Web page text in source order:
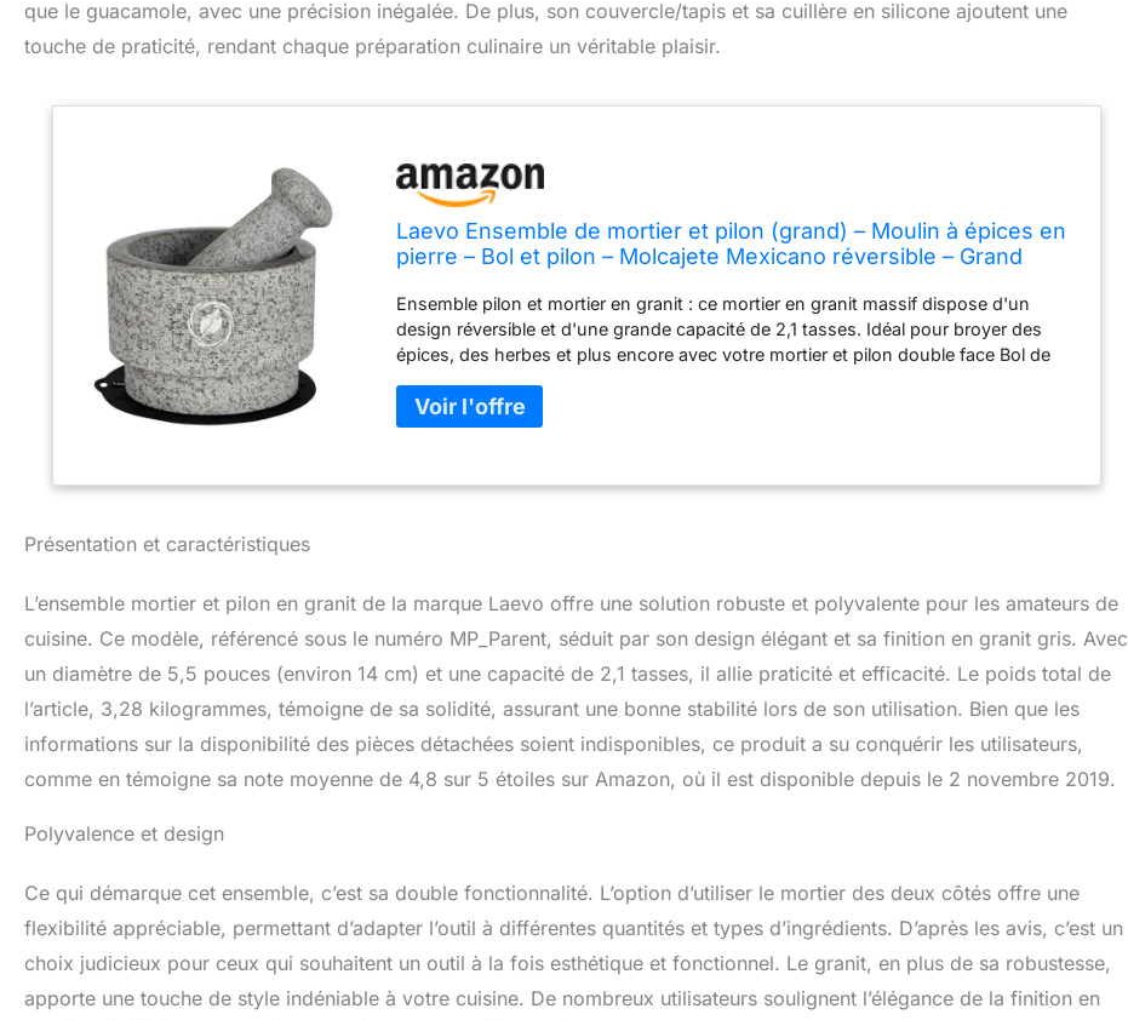
que le guacamole, avec une précision inégalée. De plus, son couvercle/tapis et sa cuillère en silicone ajoutent une
touche de praticité, rendant chaque préparation culinaire un véritable plaisir.
Laevo Ensemble de mortier et pilon (grand) – Moulin à épices en
pierre – Bol et pilon – Molcajete Mexicano réversible – Grand
Ensemble pilon et mortier en granit : ce mortier en granit massif dispose d'un
design réversible et d'une grande capacité de 2,1 tasses. Idéal pour broyer des
épices, des herbes et plus encore avec votre mortier et pilon double face Bol de
un broyage rapide des épices, des herbes, du café, etc. Idéal pour faire du
guacamole, du curry et des sauces Design pratique pour les cuisiniers à domicile :
pour protéger les plans de travail. Gardez les aliments frais plus longtemps avec
grande variété d'ingrédients, des épices et des herbes aux grains de café et aux
graines. Créez des repas frais et savoureux chaque jour
Présentation et caractéristiques
L’ensemble mortier et pilon en granit de la marque Laevo offre une solution robuste et polyvalente pour les amateurs de
cuisine. Ce modèle, référencé sous le numéro MP_Parent, séduit par son design élégant et sa finition en granit gris. Avec
un diamètre de 5,5 pouces (environ 14 cm) et une capacité de 2,1 tasses, il allie praticité et efficacité. Le poids total de
l’article, 3,28 kilogrammes, témoigne de sa solidité, assurant une bonne stabilité lors de son utilisation. Bien que les
informations sur la disponibilité des pièces détachées soient indisponibles, ce produit a su conquérir les utilisateurs,
comme en témoigne sa note moyenne de 4,8 sur 5 étoiles sur Amazon, où il est disponible depuis le 2 novembre 2019.
Polyvalence et design
Ce qui démarque cet ensemble, c’est sa double fonctionnalité. L’option d’utiliser le mortier des deux côtés offre une
flexibilité appréciable, permettant d’adapter l’outil à différentes quantités et types d’ingrédients. D’après les avis, c’est un
choix judicieux pour ceux qui souhaitent un outil à la fois esthétique et fonctionnel. Le granit, en plus de sa robustesse,
apporte une touche de style indéniable à votre cuisine. De nombreux utilisateurs soulignent l’élégance de la finition en